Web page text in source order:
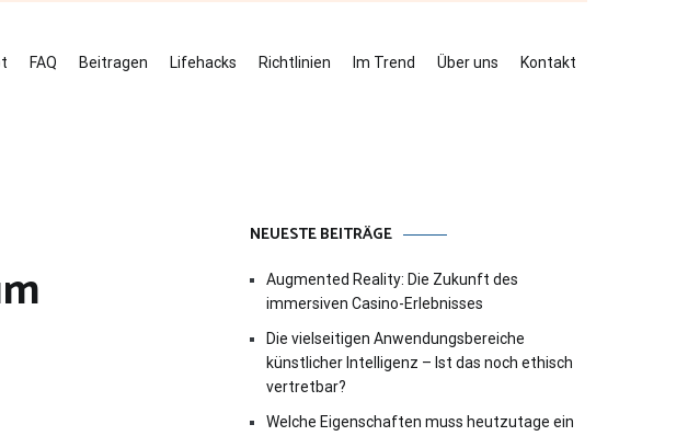
FAQ Beitragen Lifehacks Richtlinien Im Trend Über uns Kontakt
NEUESTE BEITRÄGE
Augmented Reality: Die Zukunft des
immersiven Casino-Erlebnisses
Die vielseitigen Anwendungsbereiche
künstlicher Intelligenz – Ist das noch ethisch
vertretbar?
Welche Eigenschaften muss heutzutage ein